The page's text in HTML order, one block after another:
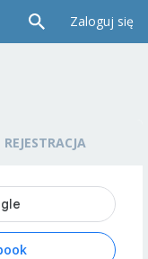
Zaloguj się
REJESTRACJA